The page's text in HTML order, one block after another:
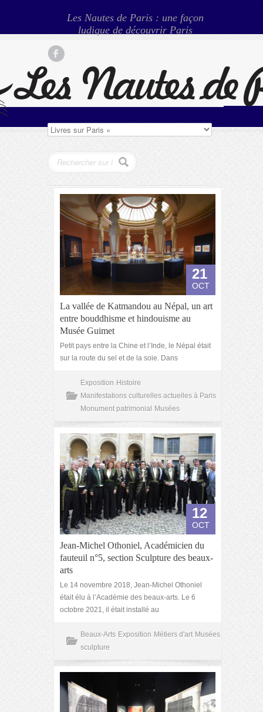
Les Nautes de Paris : une façon
ludique de découvrir Paris
21
OCT
La vallée de Katmandou au Népal, un art
entre bouddhisme et hindouisme au
Musée Guimet
Petit pays entre la Chine et l’Inde, le Népal était
sur la route du sel et de la soie. Dans
Exposition Histoire
Manifestations culturelles actuelles à Paris
Monument patrimonial
Musées
12
OCT
Jean-Michel Othoniel, Académicien du
fauteuil n°5, section Sculpture des beaux-
arts
Le 14 novembre 2018, Jean-Michel Othoniel
était élu à l’Académie des beaux-arts. Le 6
octobre 2021, il était installé au
Beaux-Arts Exposition Métiers d'art Musées
sculpture